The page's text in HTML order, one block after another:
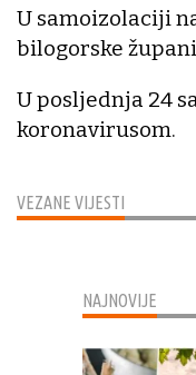
VEZANE VIJESTI
U samoizolaciji
bilogorske
U posljednja 24
koronavirusom.
NAJNOVIJE